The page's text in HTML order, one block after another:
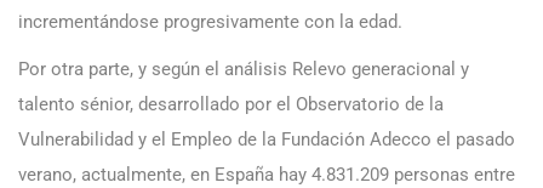
incrementándose progresivamente con la edad.
Por otra parte, y según el análisis Relevo generacional y
talento sénior, desarrollado por el Observatorio de la
Vulnerabilidad y el Empleo de la Fundación Adecco el pasado
verano, actualmente, en España hay 4.831.209 personas entre